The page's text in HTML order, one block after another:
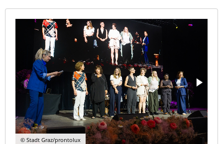
© Stadt Graz/prontolux